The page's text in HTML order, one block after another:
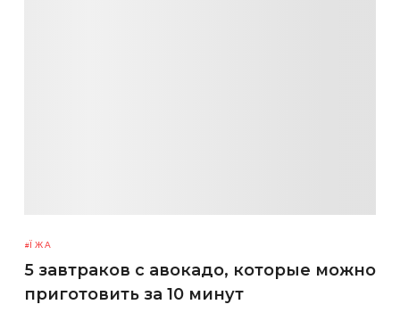
ЇЖА
5 завтраков с авокадо, которые можно
приготовить за 10 минут